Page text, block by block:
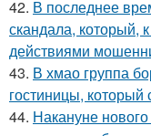
42. В последнее
скандала, который,
действиями
43. В хмао группа
гостиницы,
44. Накануне